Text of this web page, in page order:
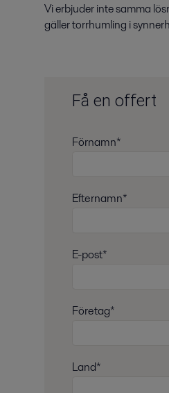
Vi erbjuder inte samma
gäller torrhumling i
Få en offert
Förnamn*
Efternamn*
E-post*
Företag*
Land*